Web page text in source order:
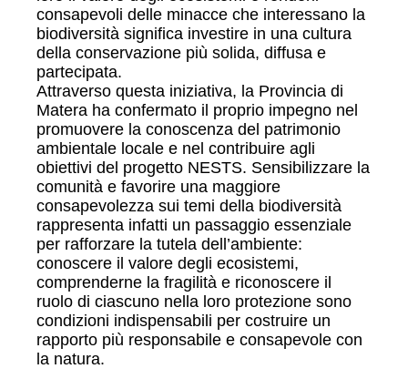
consapevoli delle minacce che interessano la
biodiversità significa investire in una cultura
della conservazione più solida, diffusa e
partecipata.
Attraverso questa iniziativa, la Provincia di
Matera ha confermato il proprio impegno nel
promuovere la conoscenza del patrimonio
ambientale locale e nel contribuire agli
obiettivi del progetto NESTS. Sensibilizzare la
comunità e favorire una maggiore
consapevolezza sui temi della biodiversità
rappresenta infatti un passaggio essenziale
per rafforzare la tutela dell’ambiente:
conoscere il valore degli ecosistemi,
comprenderne la fragilità e riconoscere il
ruolo di ciascuno nella loro protezione sono
condizioni indispensabili per costruire un
rapporto più responsabile e consapevole con
la natura.